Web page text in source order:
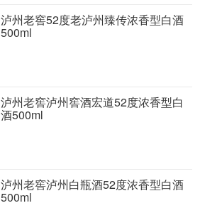
泸州老窖52度老泸州臻传浓香型白酒
500ml
泸州老窖泸州窖酒宏道52度浓香型白
酒500ml
泸州老窖泸州白瓶酒52度浓香型白酒
500ml